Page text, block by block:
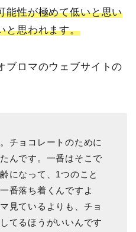
能性が極めて低いと思い
と思われます。
ブロマのウェブサイトの
チョコレートのために
んです。一番はそこで
になって、1つのこと
番落ち着くんですよ
見ているよりも、チョ
てるほうがいいんです